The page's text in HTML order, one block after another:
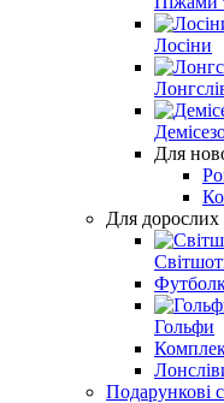
Лосіни
Для
Для дорослих
Гольфи
Подарункові